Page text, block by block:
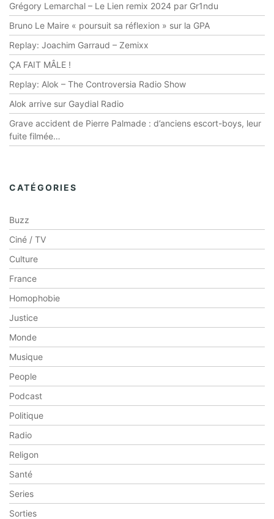
Grégory Lemarchal – Le Lien remix 2024 par Gr1ndu
Bruno Le Maire « poursuit sa réflexion » sur la GPA
Replay: Joachim Garraud – Zemixx
ÇA FAIT MÂLE !
Replay: Alok – The Controversia Radio Show
Alok arrive sur Gaydial Radio
Grave accident de Pierre Palmade : d’anciens escort-boys, leur
fuite filmée…
CATÉGORIES
Buzz
Ciné / TV
Culture
France
Homophobie
Justice
Monde
Musique
People
Podcast
Politique
Radio
Religon
Santé
Series
Sorties